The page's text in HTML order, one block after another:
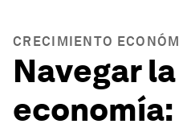
CRECIMIENTO
Navegar